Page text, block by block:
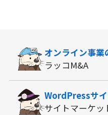
オンライン事業
ラッコM&A
WordPressサ
サイトマーケッ